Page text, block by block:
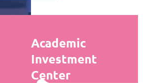
Academic
Investment
Center